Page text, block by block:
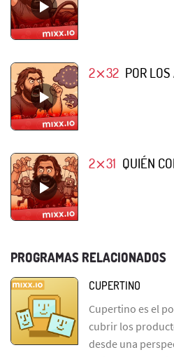
2⨯32 POR
2⨯31 QUIÉN
PROGRAMAS RELACIONADOS
CUPERTINO
Cupertino es el
cubrir los
desde una